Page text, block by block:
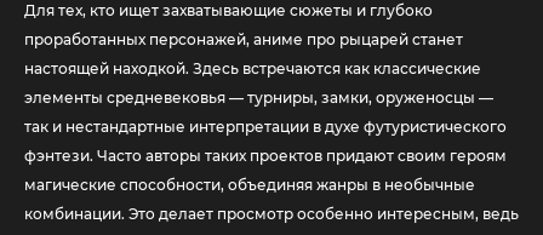
Для тех, кто ищет захватывающие сюжеты и глубоко
проработанных персонажей, аниме про рыцарей станет
настоящей находкой. Здесь встречаются как классические
элементы средневековья — турниры, замки, оруженосцы —
так и нестандартные интерпретации в духе футуристического
фэнтези. Часто авторы таких проектов придают своим героям
магические способности, объединяя жанры в необычные
комбинации. Это делает просмотр особенно интересным, ведь